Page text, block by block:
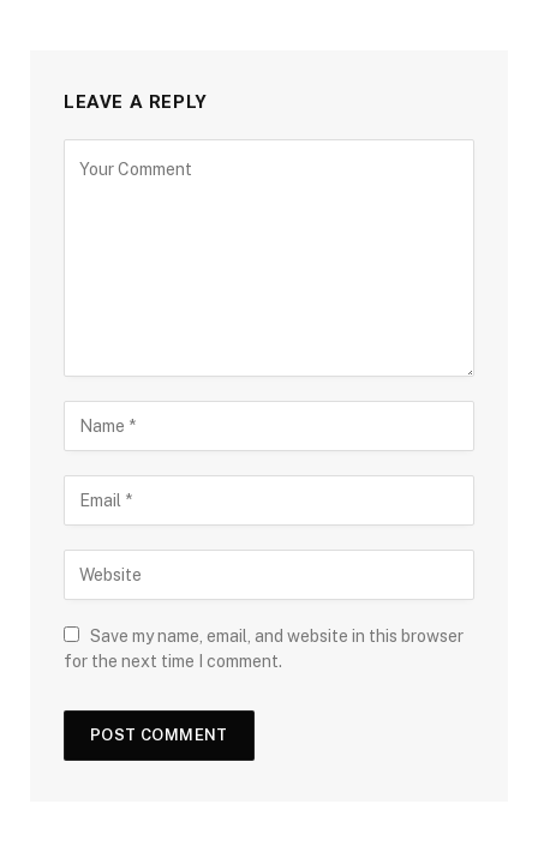
LEAVE A REPLY
Save my name, email, and website in this browser
for the next time I comment.